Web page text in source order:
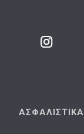
ΑΣΦΑΛΙΣΤΙΚΑ